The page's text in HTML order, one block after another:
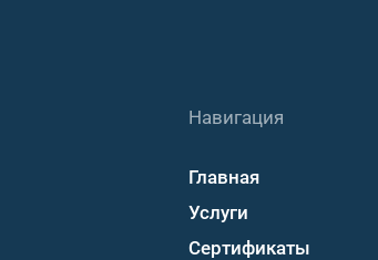
Навигация
Главная
Услуги
Сертификаты